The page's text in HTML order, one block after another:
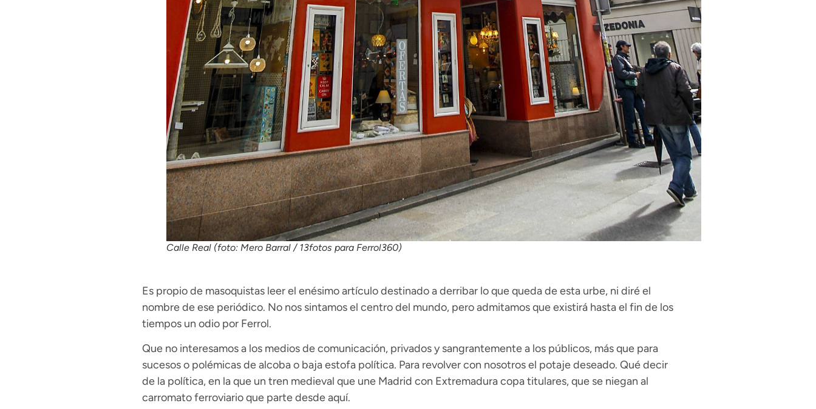
Calle Real (foto: Mero Barral / 13fotos para Ferrol360)
Es propio de masoquistas leer el enésimo artículo destinado a derribar lo que queda de esta urbe, ni diré el
nombre de ese periódico. No nos sintamos el centro del mundo, pero admitamos que existirá hasta el fin de los
tiempos un odio por Ferrol.
Que no interesamos a los medios de comunicación, privados y sangrantemente a los públicos, más que para
sucesos o polémicas de alcoba o baja estofa política. Para revolver con nosotros el potaje deseado. Qué decir
de la política, en la que un tren medieval que une Madrid con Extremadura copa titulares, que se niegan al
carromato ferroviario que parte desde aquí.